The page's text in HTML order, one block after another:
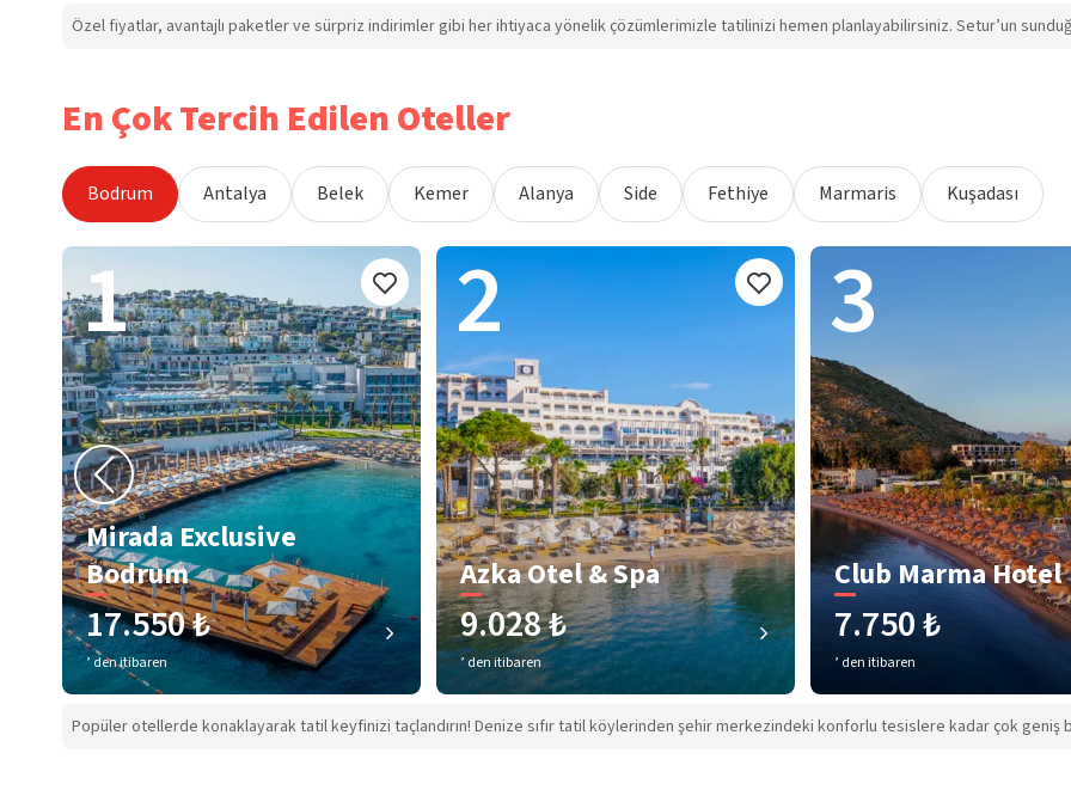
Özel fiyatlar, avantajlı paketler ve sürpriz indirimler gibi her ihtiyaca yönelik çözümlerimizle tatilinizi hemen planlayabilirsiniz. Setur’un
En Çok Tercih Edilen Oteller
Bodrum Antalya Belek Kemer Alanya Side Fethiye Marmaris Kuşadası
1
Mirada Exclusive
Bodrum
17.550 ₺
’ den itibaren
2
Azka Otel & Spa
9.028 ₺
’ den itibaren
3
Club Marma Hotel
7.750 ₺
’ den itibaren
Popüler otellerde konaklayarak tatil keyfinizi taçlandırın! Denize sıfır tatil köylerinden şehir merkezindeki konforlu tesislere kadar çok geniş